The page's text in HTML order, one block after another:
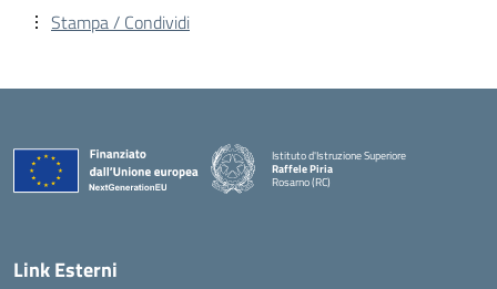
Stampa / Condividi
Istituto d'Istruzione Superiore
Raffele Piria
Rosarno (RC)
Link Esterni